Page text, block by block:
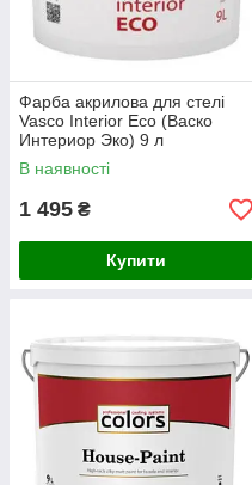
Фарба акрилова для стелі
Vasco Interior Eco (Васко
Интериор Эко) 9 л
В наявності
1 495 ₴
Купити